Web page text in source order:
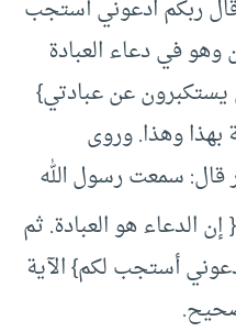
ربكم ادعوني أستجب
وهو في دعاء العبادة
يستكبرون عن عبادتي}
بهذا وهذا. وروى
قال: سمعت رسول الله
الدعاء هو العبادة. ثم
أستجب لكم} الآية